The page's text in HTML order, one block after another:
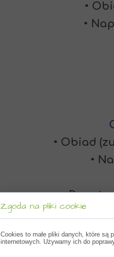
•
•
• Obiad
•
•
Czas: do 4
Zgoda na pliki cookie
Cookies to małe pliki danych, które są
internetowych. Używamy ich do